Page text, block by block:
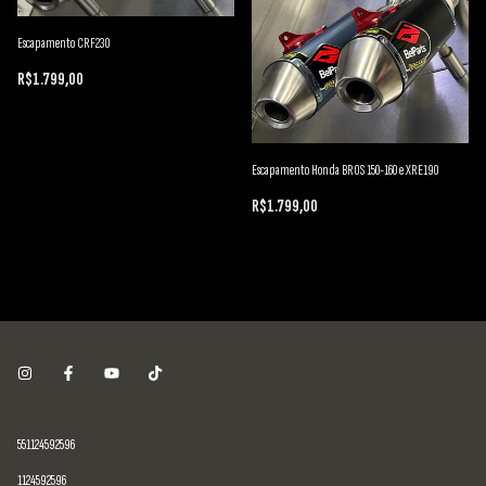
Escapamento CRF230
R$1.799,00
Escapamento Honda BROS 150-160 e XRE190
R$1.799,00
551124592596
1124592596